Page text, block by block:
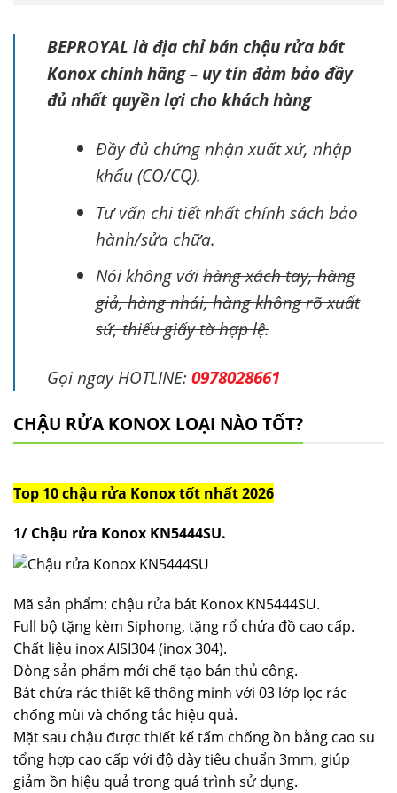
BEPROYAL là địa chỉ bán chậu rửa bát
Konox chính hãng – uy tín đảm bảo đầy
đủ nhất quyền lợi cho khách hàng
Đầy đủ chứng nhận xuất xứ, nhập
khẩu (CO/CQ).
Tư vấn chi tiết nhất chính sách bảo
hành/sửa chữa.
Nói không vớihàng xách tay, hàng
giả, hàng nhái, hàng không rõ xuất
sứ, thiếu giấy tờ hợp lệ.
Gọi ngay HOTLINE: 0978028661
CHẬU RỬA KONOX LOẠI NÀO TỐT?
Top 10 chậu rửa Konox tốt nhất 2026
1/ Chậu rửa Konox KN5444SU.
Mã sản phẩm: chậu rửa bát Konox KN5444SU.
Full bộ tặng kèm Siphong, tặng rổ chứa đồ cao cấp.
Chất liệu inox AISI304 (inox 304).
Dòng sản phẩm mới chế tạo bán thủ công.
Bát chứa rác thiết kế thông minh với 03 lớp lọc rác
chống mùi và chống tắc hiệu quả.
Mặt sau chậu được thiết kế tấm chống ồn bằng cao su
tổng hợp cao cấp với độ dày tiêu chuẩn 3mm, giúp
giảm ồn hiệu quả trong quá trình sử dụng.